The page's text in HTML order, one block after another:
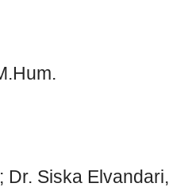
Dr. Siska Elvandari,